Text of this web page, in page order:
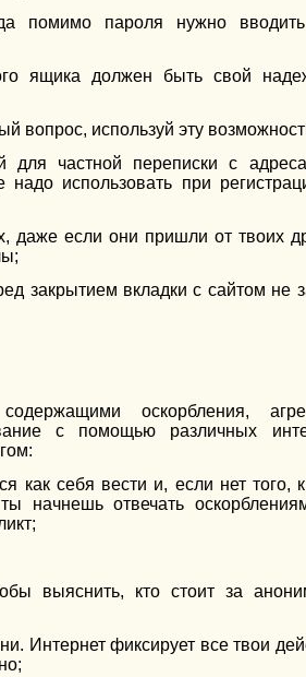
помимо пароля нужно
ящика должен быть свой
вопрос, используй эту
частной переписки с
использовать при
если они пришли от твоих
закрытием вкладки с сайтом не
оскорбления,
с помощью различных
как себя вести и, если нет того,
начнешь отвечать
выяснить, кто стоит за
Интернет фиксирует все твои